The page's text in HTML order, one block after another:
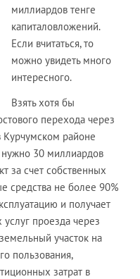
миллиардов тенге
капиталовложений.
Если вчитаться, то
можно увидеть много
интересного.
Взять хотя бы
перехода через
районе
30 миллиардов
за счет собственных
средства не более 90%
и получает
проезда через
участок на
пользования,
затрат в